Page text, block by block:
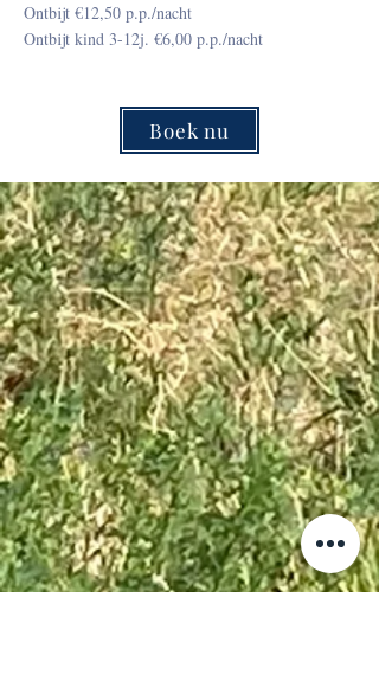
Ontbijt €12,50 p.p./nacht
Ontbijt kind 3-12j. €6,00 p.p./nacht
Boek nu